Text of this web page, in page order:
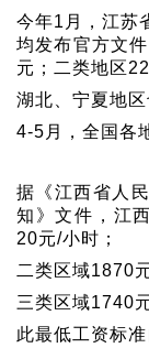
今年1月，江苏
均发布官方文
元；二类地区
湖北、宁夏地
4-5 月，全国各
据《江西省人
知》文件，江
20元/小时；
二类区域1870
三类区域1740
此最低工资标